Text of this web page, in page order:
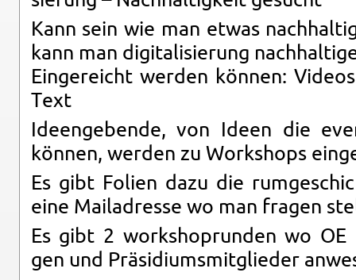
Kann sein wie man etwas
kann man di­gi­ta­li­sie­rung
Ein­ge­reicht wer­den kön­nen:
Text
Ide­en­ge­ben­de, von Ideen die
kön­nen, wer­den zu Work­shops
Es gibt Fo­li­en dazu die
eine Mail­adres­se wo man fra­gen
Es gibt 2 work­sho­prun­den wo
gen und Prä­si­di­ums­mit­glie­der